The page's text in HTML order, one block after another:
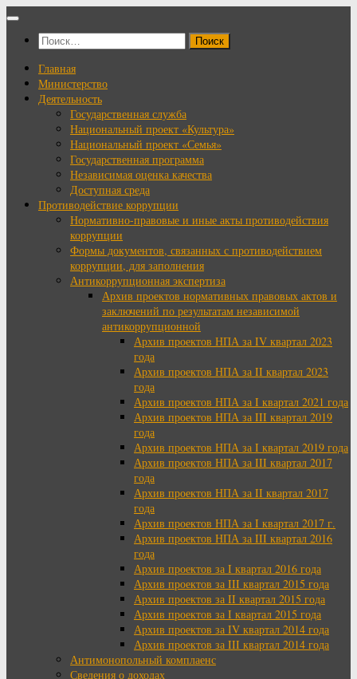
Перейти
содержимому
Найти:
Главная
Министерство
Деятельность
Государственная служба
Национальный проект «Культура»
Национальный проект «Семья»
Государственная программа
Независимая оценка качества
Доступная среда
Противодействие коррупции
Нормативно-правовые и иные акты противодействия
коррупции
Формы документов, связанных с противодействием
коррупции, для заполнения
Антикоррупционная экспертиза
Архив проектов нормативных правовых актов и
заключений по результатам независимой
антикоррупционной
Архив проектов НПА за IV квартал 2023
года
Архив проектов НПА за II квартал 2023
года
Архив проектов НПА за I квартал 2021 года
Архив проектов НПА за III квартал 2019
года
Архив проектов НПА за I квартал 2019 года
Архив проектов НПА за III квартал 2017
года
Архив проектов НПА за II квартал 2017
года
Архив проектов НПА за I квартал 2017 г.
Архив проектов НПА за III квартал 2016
года
Архив проектов за I квартал 2016 года
Архив проектов за III квартал 2015 года
Архив проектов за II квартал 2015 года
Архив проектов за I квартал 2015 года
Архив проектов за IV квартал 2014 года
Архив проектов за III квартал 2014 года
Антимонопольный комплаенс
Сведения о доходах